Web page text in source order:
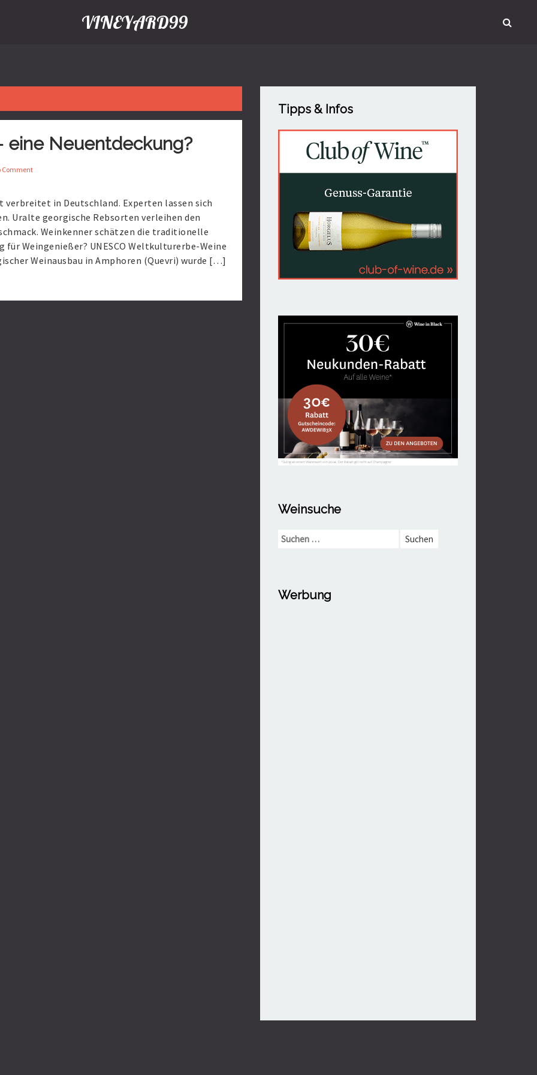
VINEYARD99
eine Neuentdeckung?
Comment
verbreitet in Deutschland. Experten lassen sich
Uralte georgische Rebsorten verleihen den
Weinkenner schätzen die traditionelle
Weingenießer? UNESCO Weltkulturerbe-Weine
Weinausbau in Amphoren (Quevri) wurde […]
Tipps & Infos
Weinsuche
Suchen
Werbung